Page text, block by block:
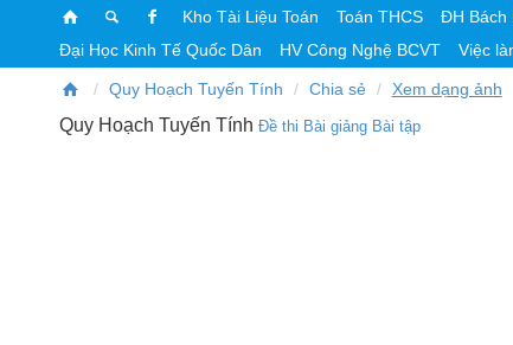
Kho Tài Liệu Toán Toán THCS ĐH Bách
Đại Học Kinh Tế Quốc Dân
HV Công Nghệ BCVT Việc
Quy Hoạch Tuyến Tính Chia sẻ Xem dạng ảnh
Quy Hoạch Tuyến Tính Đề thi Bài giảng Bài tập